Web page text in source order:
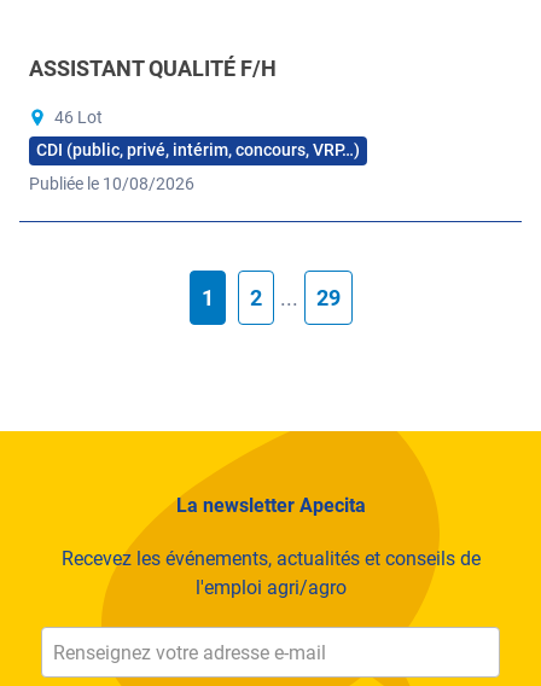
ASSISTANT QUALITÉ F/H
46 Lot
CDI (public, privé, intérim, concours, VRP…)
Publiée le 10/08/2026
1 2 ... 29
La newsletter Apecita
Recevez les événements, actualités et conseils de
l'emploi agri/agro